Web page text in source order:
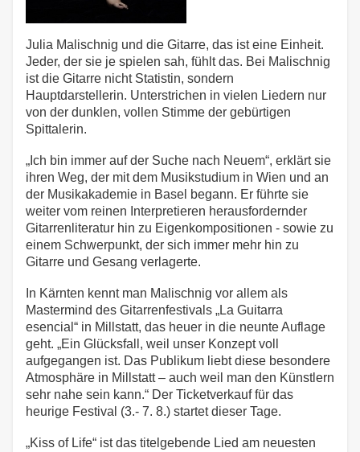
Julia Malischnig und die Gitarre, das ist eine Einheit.
Jeder, der sie je spielen sah, fühlt das. Bei Malischnig
ist die Gitarre nicht Statistin, sondern
Hauptdarstellerin. Unterstrichen in vielen Liedern nur
von der dunklen, vollen Stimme der gebürtigen
Spittalerin.
„Ich bin immer auf der Suche nach Neuem“, erklärt sie
ihren Weg, der mit dem Musikstudium in Wien und an
der Musikakademie in Basel begann. Er führte sie
weiter vom reinen Interpretieren herausfordernder
Gitarrenliteratur hin zu Eigenkompositionen - sowie zu
einem Schwerpunkt, der sich immer mehr hin zu
Gitarre und Gesang verlagerte.
In Kärnten kennt man Malischnig vor allem als
Mastermind des Gitarrenfestivals „La Guitarra
esencial“ in Millstatt, das heuer in die neunte Auflage
geht. „Ein Glücksfall, weil unser Konzept voll
aufgegangen ist. Das Publikum liebt diese besondere
Atmosphäre in Millstatt – auch weil man den Künstlern
sehr nahe sein kann.“ Der Ticketverkauf für das
heurige Festival (3.- 7. 8.) startet dieser Tage.
„Kiss of Life“ ist das titelgebende Lied am neuesten